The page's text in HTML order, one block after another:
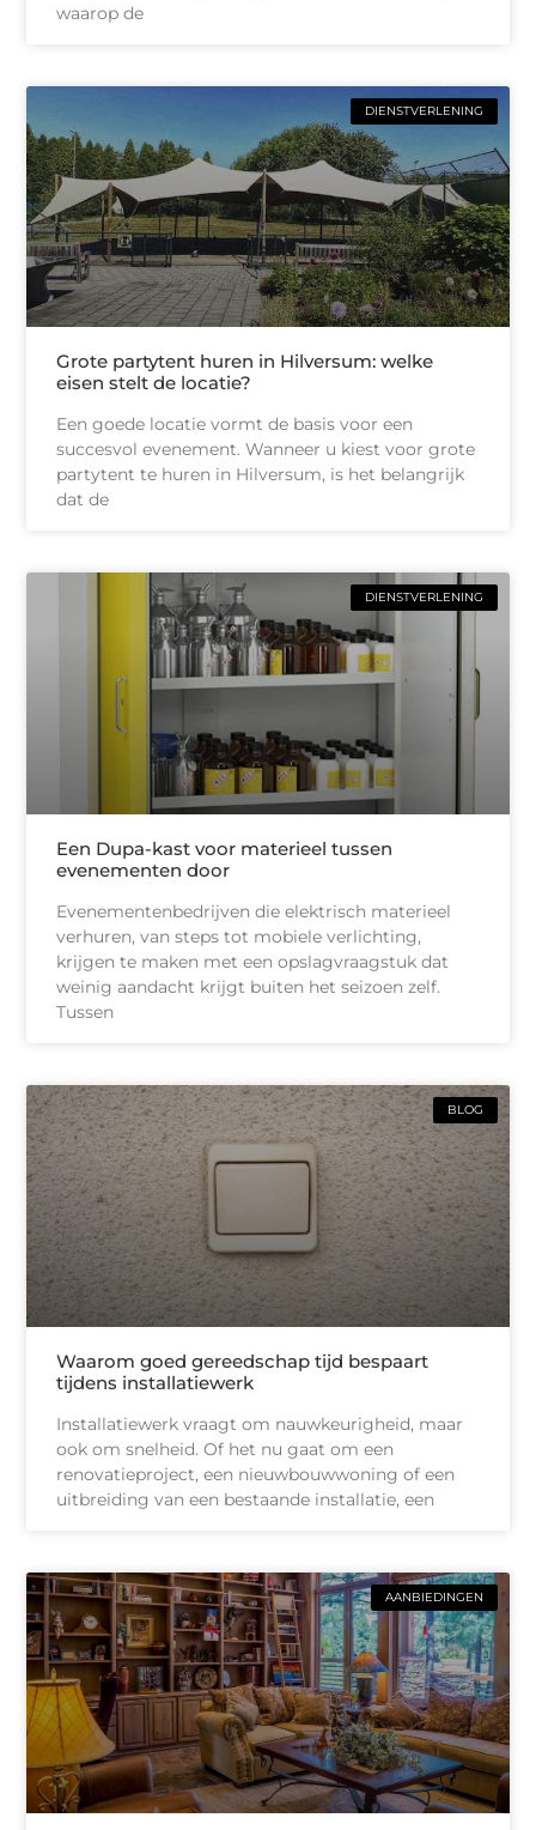
waarop de
DIENSTVERLENING
Grote partytent huren in Hilversum: welke
eisen stelt de locatie?
Een goede locatie vormt de basis voor een
succesvol evenement. Wanneer u kiest voor grote
partytent te huren in Hilversum, is het belangrijk
dat de
DIENSTVERLENING
Een Dupa-kast voor materieel tussen
evenementen door
Evenementenbedrijven die elektrisch materieel
verhuren, van steps tot mobiele verlichting,
krijgen te maken met een opslagvraagstuk dat
weinig aandacht krijgt buiten het seizoen zelf.
Tussen
BLOG
Waarom goed gereedschap tijd bespaart
tijdens installatiewerk
Installatiewerk vraagt om nauwkeurigheid, maar
ook om snelheid. Of het nu gaat om een
renovatieproject, een nieuwbouwwoning of een
uitbreiding van een bestaande installatie, een
AANBIEDINGEN